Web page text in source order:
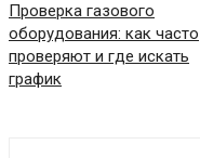
Проверка газового
оборудования: как часто
проверяют и где искать
график